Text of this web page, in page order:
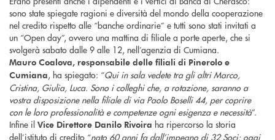
sono state spiegate ragioni e diversità del mondo della cooperazione
nel credito rispetto alle “banche ordinarie” e tutti sono stati invitati a
un “Open day”, ovvero una mattina di filiale a porte aperte, che si
svolgerà sabato dalle 9 alle 12, nell’agenzia di Cumiana.
Mauro Coalova, responsabile delle filiali di Pinerolo e
Cumiana, ha spiegato: “Qui in sala vedete tra gli altri Marco,
Cristina, Giulia, Luca. Sono i colleghi che, a rotazione, saranno a
vostra disposizione nella filiale di via Paolo Boselli 44, per coprire
con le loro professionalità e competenze ogni esigenza e necessità”.
Infine il Vice Direttore Danilo Rivoira ha ripercorso la storia
dell’istituto di credito “nato 60 anni fa dall’impegno di 32 Soci: oggi